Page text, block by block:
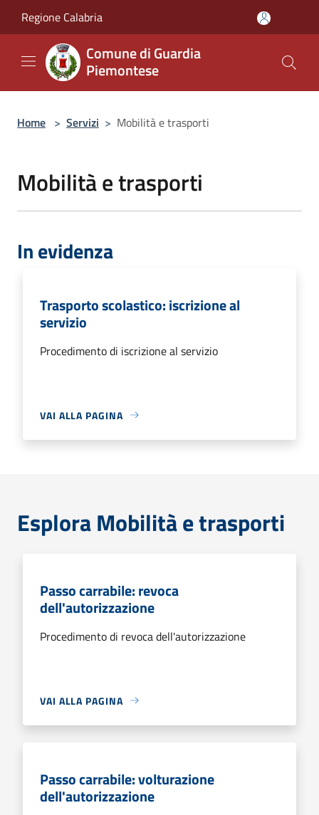
Regione Calabria
Comune di Guardia
Piemontese
Home > Servizi > Mobilità e trasporti
Mobilità e trasporti
In evidenza
Trasporto scolastico: iscrizione al
servizio
Procedimento di iscrizione al servizio
VAI ALLA PAGINA
Esplora Mobilità e trasporti
Passo carrabile: revoca
dell'autorizzazione
Procedimento di revoca dell'autorizzazione
VAI ALLA PAGINA
Passo carrabile: volturazione
dell'autorizzazione